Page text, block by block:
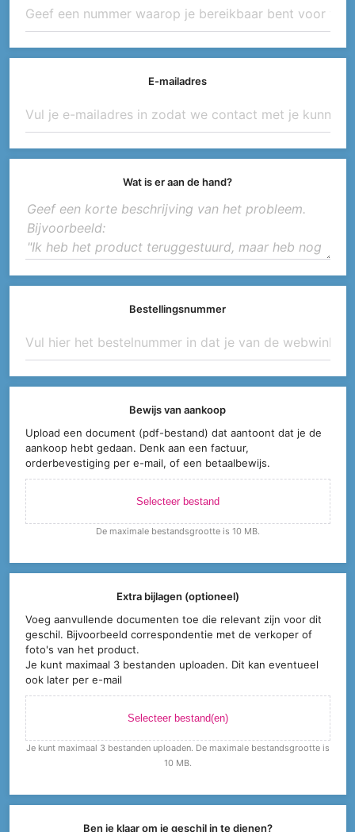
E-mailadres
Wat is er aan de hand?
Bestellingsnummer
Bewijs van aankoop
Upload een document (pdf-bestand) dat aantoont dat je de
aankoop hebt gedaan. Denk aan een factuur,
orderbevestiging per e-mail, of een betaalbewijs.
Selecteer bestand
De maximale bestandsgrootte is 10 MB.
Extra bijlagen (optioneel)
Voeg aanvullende documenten toe die relevant zijn voor dit
geschil. Bijvoorbeeld correspondentie met de verkoper of
foto's van het product.
Je kunt maximaal 3 bestanden uploaden. Dit kan eventueel
ook later per e-mail
Selecteer bestand(en)
Je kunt maximaal 3 bestanden uploaden. De maximale bestandsgrootte is
10 MB.
Ben je klaar om je geschil in te dienen?